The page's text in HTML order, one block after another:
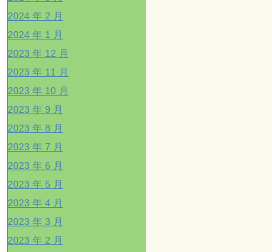
2024 年 2 月
2024 年 1 月
2023 年 12 月
2023 年 11 月
2023 年 10 月
2023 年 9 月
2023 年 8 月
2023 年 7 月
2023 年 6 月
2023 年 5 月
2023 年 4 月
2023 年 3 月
2023 年 2 月